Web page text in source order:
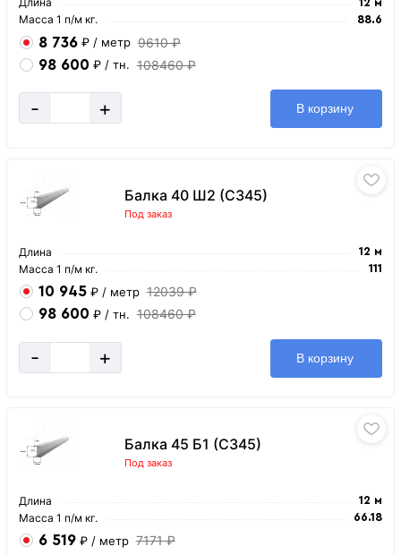
Масса 1 п/м кг. 88.6
8 736 ₽ / метр 9610 ₽
98 600 ₽ / тн. 108460 ₽
- + В корзину
Балка 40 Ш2 (С345)
Под заказ
Длина 12 м
Масса 1 п/м кг. 111
10 945 ₽ / метр 12039 ₽
98 600 ₽ / тн. 108460 ₽
- + В корзину
Балка 45 Б1 (С345)
Под заказ
Длина 12 м
Масса 1 п/м кг. 66.18
6 519 ₽ / метр 7171 ₽